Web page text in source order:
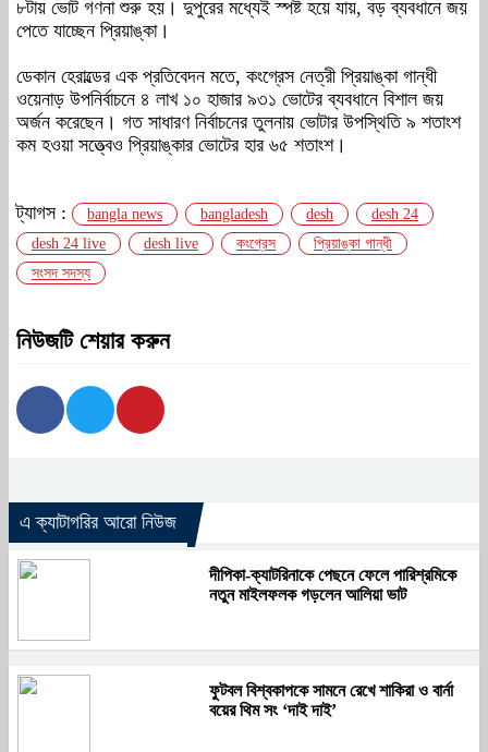
৮টায় ভোট গণনা শুরু হয়। দুপুরের মধ্যেই স্পষ্ট হয়ে যায়, বড় ব্যবধানে জয়
পেতে যাচ্ছেন প্রিয়াঙ্কা।
ডেকান হেরাল্ডের এক প্রতিবেদন মতে, কংগ্রেস নেত্রী প্রিয়াঙ্কা গান্ধী
ওয়েনাড় উপনির্বাচনে ৪ লাখ ১০ হাজার ৯৩১ ভোটের ব্যবধানে বিশাল জয়
অর্জন করেছেন। গত সাধারণ নির্বাচনের তুলনায় ভোটার উপস্থিতি ৯ শতাংশ
কম হওয়া সত্ত্বেও প্রিয়াঙ্কার ভোটের হার ৬৫ শতাংশ।
ট্যাগস : bangla news bangladesh desh
desh 24
desh 24 live
desh live কংগ্রেস
প্রিয়াঙ্কা গান্ধী
সংসদ সদস্য
নিউজটি শেয়ার করুন
এ ক্যাটাগরির আরো নিউজ
দীপিকা-ক্যাটরিনাকে পেছনে ফেলে পারিশ্রমিকে
নতুন মাইলফলক গড়লেন আলিয়া ভাট
ফুটবল বিশ্বকাপকে সামনে রেখে শাকিরা ও বার্না
বয়ের থিম সং ‘দাই দাই’